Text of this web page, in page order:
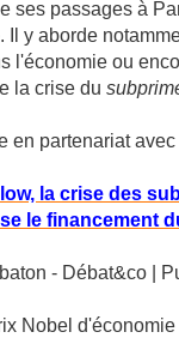
ses passages à
Il y aborde
l'économie ou
la crise du
en partenariat avec
la crise des
le financement
- Débat&co |
Nobel